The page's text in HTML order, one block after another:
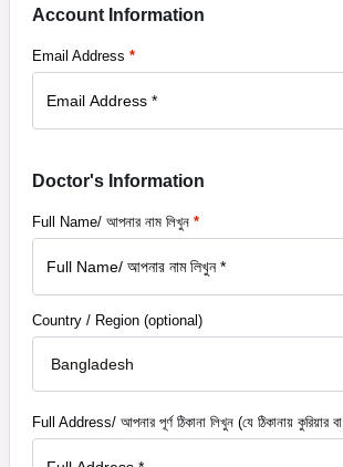
Account Information
Email Address *
Doctor's Information
Full Name/ আপনার নাম লিখুন *
Country / Region (optional)
Full Address/ আপনার পূর্ণ ঠিকানা লিখুন (যে ঠিকানায় কুরিয়ার